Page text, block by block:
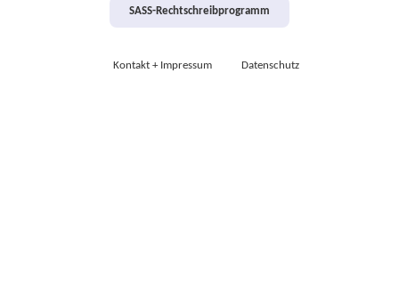
SASS-Rechtschreibprogramm
Kontakt + Impressum Datenschutz